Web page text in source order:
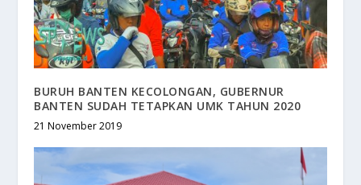
BURUH BANTEN KECOLONGAN, GUBERNUR
BANTEN SUDAH TETAPKAN UMK TAHUN 2020
21 November 2019